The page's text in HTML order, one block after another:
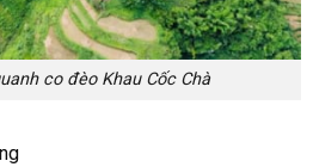
co đèo Khau Cốc Chà